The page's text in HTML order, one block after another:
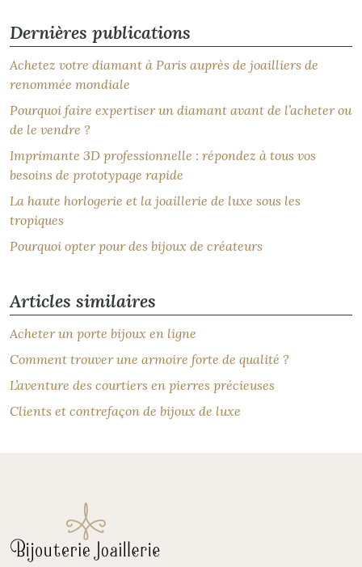
Dernières publications
Achetez votre diamant à Paris auprès de joailliers de
renommée mondiale
Pourquoi faire expertiser un diamant avant de l’acheter ou
de le vendre ?
Imprimante 3D professionnelle : répondez à tous vos
besoins de prototypage rapide
La haute horlogerie et la joaillerie de luxe sous les
tropiques
Pourquoi opter pour des bijoux de créateurs
Articles similaires
Acheter un porte bijoux en ligne
Comment trouver une armoire forte de qualité ?
L’aventure des courtiers en pierres précieuses
Clients et contrefaçon de bijoux de luxe